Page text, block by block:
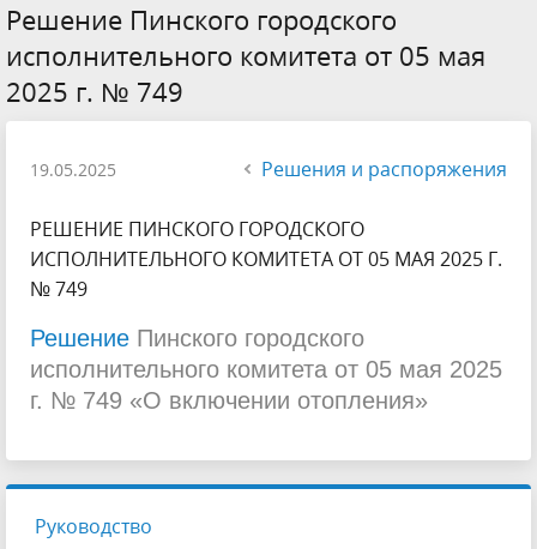
Решение Пинского городского
исполнительного комитета от 05 мая
2025 г. № 749
19.05.2025 Решения и распоряжения
РЕШЕНИЕ ПИНСКОГО ГОРОДСКОГО
ИСПОЛНИТЕЛЬНОГО КОМИТЕТА ОТ 05 МАЯ 2025 Г.
№ 749
Решение Пинского городского
исполнительного комитета от 05 мая 2025
г. № 749 «О включении отопления»
Руководство